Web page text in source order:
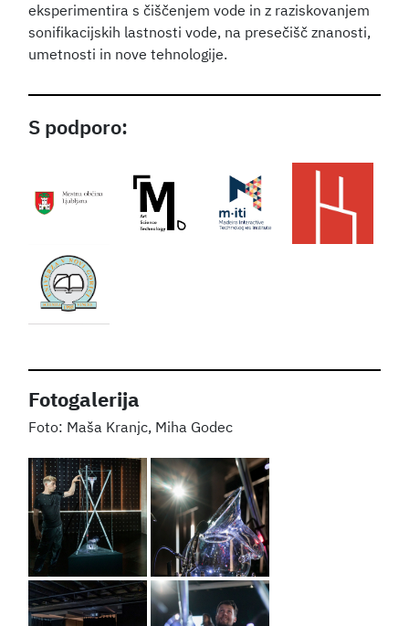
Fotogalerija
Maša Kranjc, Miha Godec
eksperimentira s čiščenjem vode in z raziskovanjem
sonifikacijskih lastnosti vode, na presečišč znanosti,
umetnosti in nove tehnologije.
S podporo: